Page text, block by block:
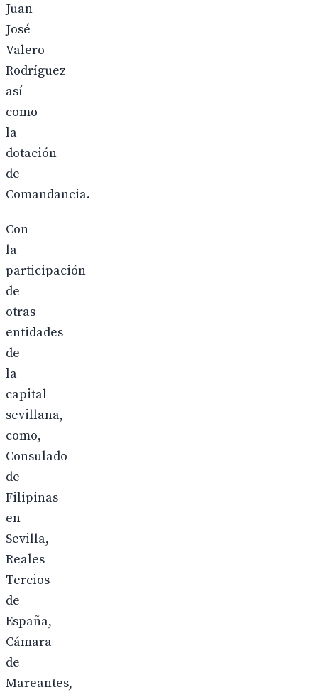
Juan
José
Valero
Rodríguez
así
como
la
dotación
de
Comandancia.
Con
la
participación
de
otras
entidades
de
la
capital
sevillana,
como,
Consulado
de
Filipinas
en
Sevilla,
Reales
Tercios
de
España,
Cámara
de
Mareantes,